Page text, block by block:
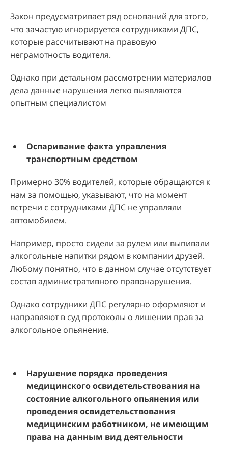
Закон предусматривает ряд оснований для этого,
что зачастую игнорируется сотрудниками ДПС,
которые рассчитывают на правовую
неграмотность водителя.
Однако при детальном рассмотрении материалов
дела данные нарушения легко выявляются
опытным специалистом
Оспаривание факта управления
транспортным средством
Примерно 30% водителей, которые обращаются к
нам за помощью, указывают, что на момент
встречи с сотрудниками ДПС не управляли
автомобилем.
Например, просто сидели за рулем или выпивали
алкогольные напитки рядом в компании друзей.
Любому понятно, что в данном случае отсутствует
состав административного правонарушения.
Однако сотрудники ДПС регулярно оформляют и
направляют в суд протоколы о лишении прав за
алкогольное опьянение.
Нарушение порядка проведения
медицинского освидетельствования на
состояние алкогольного опьянения или
проведения освидетельствования
медицинским работником, не имеющим
права на данным вид деятельности